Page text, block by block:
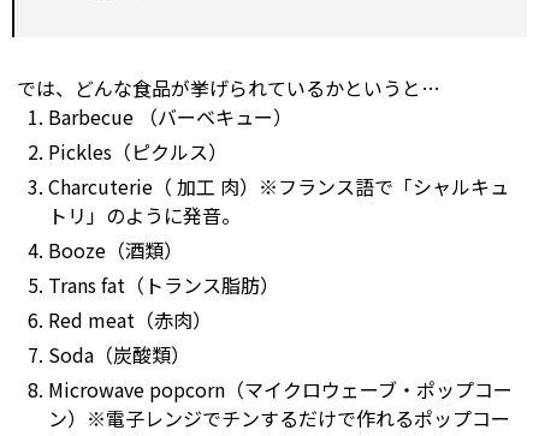
では、どんな食品が挙げられているかというと…
Barbecue （バーベキュー）
Pickles（ピクルス）
Charcuterie（ 加工 肉）※フランス語で「シャルキュ
トリ」のように発音。
Booze（酒類）
Trans fat（トランス脂肪）
Red meat（赤肉）
Soda（炭酸類）
Microwave popcorn（マイクロウェーブ・ポップコー
ン）※電子レンジでチンするだけで作れるポップコー